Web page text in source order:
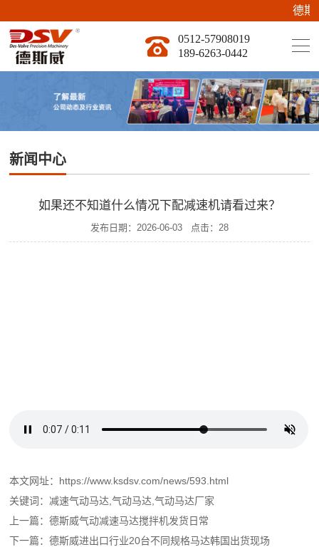
德斯
0512-57908019
189-6263-0442
新闻中心
如果还不知道什么情况下配减速机请看过来？
发布日期： 2026-06-03点击： 28
本文网址：https://www.ksdsv.com/news/593.html
关键词： 减速气动马达 ,气动马达 ,气动马达厂家
上一篇：德斯威气动减速马达搅拌机发货日常
下一篇：德斯威进出口行业20台不同规格马达韩国出货现场